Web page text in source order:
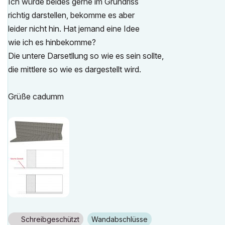
richtig darstellen, bekomme es aber
leider nicht hin. Hat jemand eine Idee
wie ich es hinbekomme?
Die untere Darsetllung so wie es sein sollte,
die mittlere so wie es dargestellt wird.
Grüße cadumm
Schreibgeschützt Wandabschlüsse